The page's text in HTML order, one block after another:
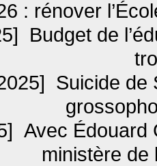
: rénover
Budget de
Suicide de
Avec Édouard
ministère de